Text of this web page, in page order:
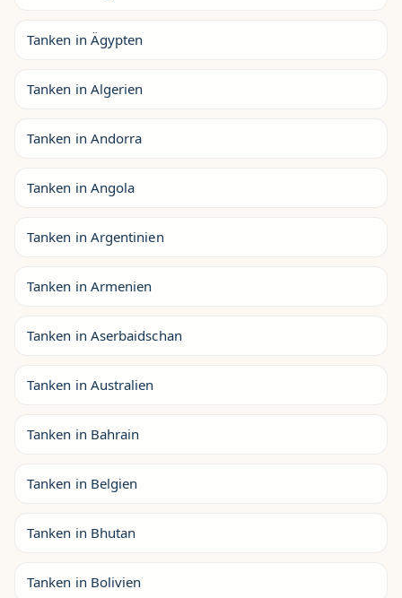
Tanken in Ägypten
Tanken in Algerien
Tanken in Andorra
Tanken in Angola
Tanken in Argentinien
Tanken in Armenien
Tanken in Aserbaidschan
Tanken in Australien
Tanken in Bahrain
Tanken in Belgien
Tanken in Bhutan
Tanken in Bolivien